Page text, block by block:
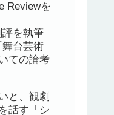
Reviewを
を執筆
台芸術
ての論考
と、観劇
話す「シ